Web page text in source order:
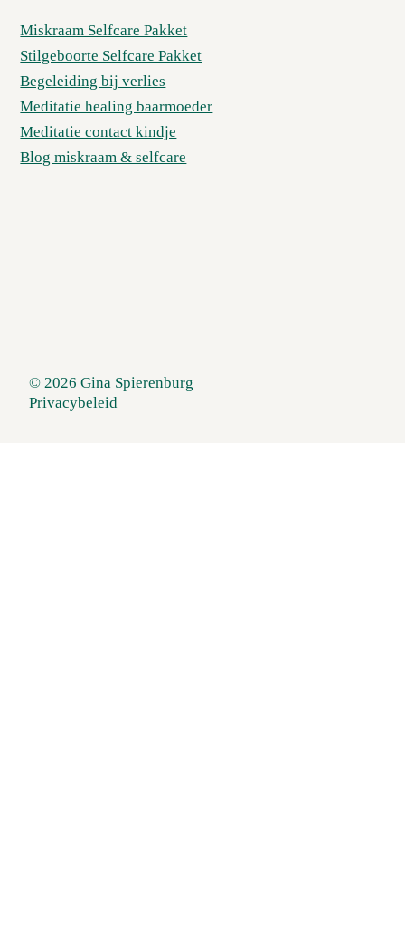
Miskraam Selfcare Pakket
Stilgeboorte Selfcare Pakket
Begeleiding bij verlies
Meditatie healing baarmoeder
Meditatie contact kindje
Blog miskraam & selfcare
© 2026 Gina Spierenburg
Privacybeleid